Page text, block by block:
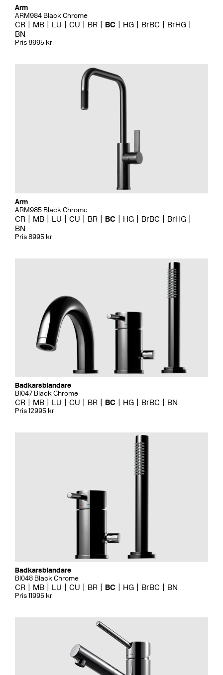
Arm
ARM984 Black Chrome
CR MB LU CU BR BC HG BrBC
BrHG
BN
Pris 8995 kr
Arm
ARM985 Black Chrome
CR MB LU CU BR BC HG BrBC
BrHG
BN
Pris 8995 kr
Badkarsblandare
BI047 Black Chrome
CR MB LU CU BR BC HG BrBC BN
Pris 12995 kr
Badkarsblandare
BI048 Black Chrome
CR MB LU CU BR BC HG BrBC BN
Pris 11995 kr